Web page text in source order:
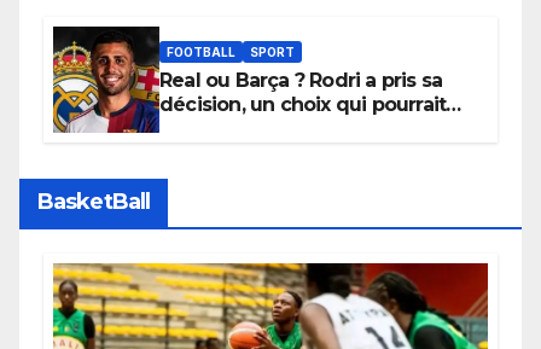
apaisées.
FOOTBALL SPORT
Real ou Barça ? Rodri a pris sa
décision, un choix qui pourrait
BasketBall